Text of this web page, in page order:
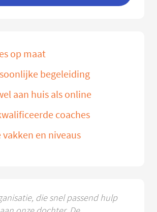
op maat
begeleiding
aan huis als online
coaches
vakken en niveaus
die snel passend hulp